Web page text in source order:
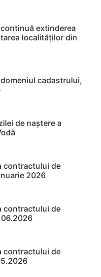
extinderea
localităților din
cadastrului,
de naștere a
contractului de
2026
contractului de
contractului de